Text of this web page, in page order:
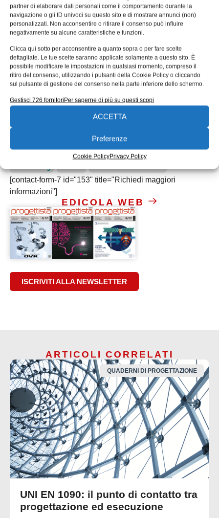
partner di elaborare dati personali come il comportamento durante la
navigazione o gli ID univoci su questo sito e di mostrare annunci (non)
personalizzati. Non acconsentire o ritirare il consenso può influire
negativamente su alcune caratteristiche e funzioni.
Clicca qui sotto per acconsentire a quanto sopra o per fare scelte
dettagliate. Le tue scelte saranno applicate solamente a questo sito. È
possibile modificare le impostazioni in qualsiasi momento, compreso il
ritiro del consenso, utilizzando i pulsanti della Cookie Policy o cliccando
sul pulsante di gestione del consenso nella parte inferiore dello schermo.
Gestisci 726 fornitoriPer saperne di più su questi scopi
ACCETTA
Preferenze
Cookie PolicyPrivacy Policy
nostri clienti la totale trasparenza sulla soluzione,
oltre a ingenti risparmi sui costi e un prodotto di
altissima qualità”, ha dichiarato Kevin Brady,
vicepresidente Thermal Management, Emerson
Network Power EMEA. “Integrando i riscontri dei
nostri clienti lungo l’intero processo di sviluppo,
facciamo sì che le nostre soluzioni di Thermal
Management rispondano realmente alle esigenze
in continuo divenire delle loro aziende.”
Evaporative Cooling Validation Area
[contact-form-7 id="153" title="Richiedi maggiori
informazioni"]
EDICOLA WEB
ISCRIVITI ALLA NEWSLETTER
ARTICOLI CORRELATI
QUADERNI DI PROGETTAZIONE
UNI EN 1090: il punto di contatto tra
progettazione ed esecuzione